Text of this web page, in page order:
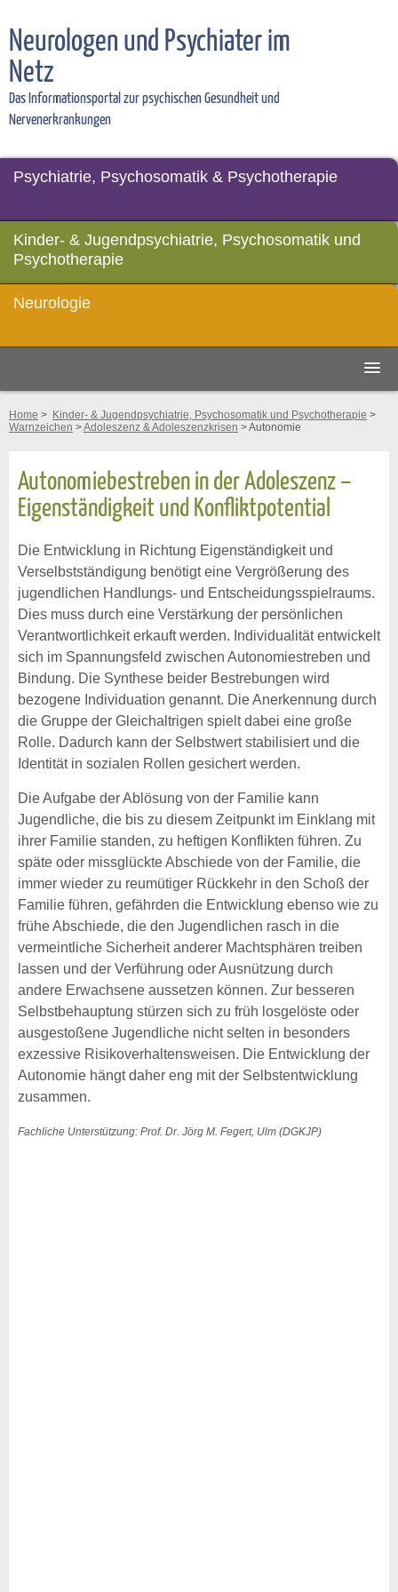
Neurologen und Psychiater im
Netz
Das Informationsportal zur psychischen Gesundheit und
Nervenerkrankungen
Psychiatrie, Psychosomatik & Psychotherapie
Kinder- & Jugendpsychiatrie, Psychosomatik und
Psychotherapie
Neurologie
Home > Kinder- & Jugendpsychiatrie, Psychosomatik und Psychotherapie >
Warnzeichen >Adoleszenz & Adoleszenzkrisen > Autonomie
Autonomiebestreben in der Adoleszenz –
Eigenständigkeit und Konfliktpotential
Die Entwicklung in Richtung Eigenständigkeit und
Verselbstständigung benötigt eine Vergrößerung des
jugendlichen Handlungs- und Entscheidungsspielraums.
Dies muss durch eine Verstärkung der persönlichen
Verantwortlichkeit erkauft werden. Individualität entwickelt
sich im Spannungsfeld zwischen Autonomiestreben und
Bindung. Die Synthese beider Bestrebungen wird
bezogene Individuation genannt. Die Anerkennung durch
die Gruppe der Gleichaltrigen spielt dabei eine große
Rolle. Dadurch kann der Selbstwert stabilisiert und die
Identität in sozialen Rollen gesichert werden.
Die Aufgabe der Ablösung von der Familie kann
Jugendliche, die bis zu diesem Zeitpunkt im Einklang mit
ihrer Familie standen, zu heftigen Konflikten führen. Zu
späte oder missglückte Abschiede von der Familie, die
immer wieder zu reumütiger Rückkehr in den Schoß der
Familie führen, gefährden die Entwicklung ebenso wie zu
frühe Abschiede, die den Jugendlichen rasch in die
vermeintliche Sicherheit anderer Machtsphären treiben
lassen und der Verführung oder Ausnützung durch
andere Erwachsene aussetzen können. Zur besseren
Selbstbehauptung stürzen sich zu früh losgelöste oder
ausgestoßene Jugendliche nicht selten in besonders
exzessive Risikoverhaltensweisen. Die Entwicklung der
Autonomie hängt daher eng mit der Selbstentwicklung
zusammen.
Fachliche Unterstützung: Prof. Dr. Jörg M. Fegert, Ulm (DGKJP)